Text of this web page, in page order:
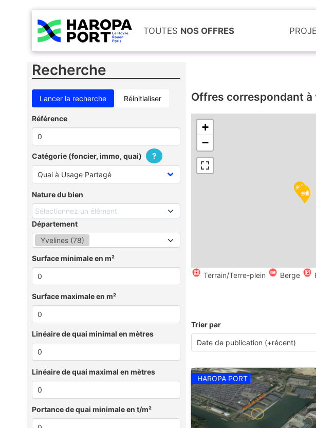
TOUTES NOS OFFRES
Recherche
Réinitialiser
Référence
Catégorie (foncier, immo, quai) ?
Nature du bien
Sélectionnez un élément
Département
Yvelines (78)
Surface minimale en m²
Surface maximale en m²
Linéaire de quai minimal en mètres
Linéaire de quai maximal en mètres
Portance de quai minimale en t/m²
Offres correspondant à
+
−
Terrain/Terre-plein Berge
Trier par
HAROPA PORT